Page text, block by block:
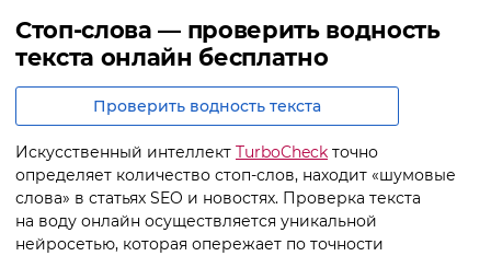
Стоп-слова — проверить водность
текста онлайн бесплатно
Проверить водность текста
Искусственный интеллект TurboCheck точно
определяет количество стоп-слов, находит «шумовые
слова» в статьях SEO и новостях. Проверка текста
на воду онлайн осуществляется уникальной
нейросетью, которая опережает по точности